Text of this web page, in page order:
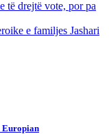
të drejtë vote, por pa
e familjes Jashari
Europian